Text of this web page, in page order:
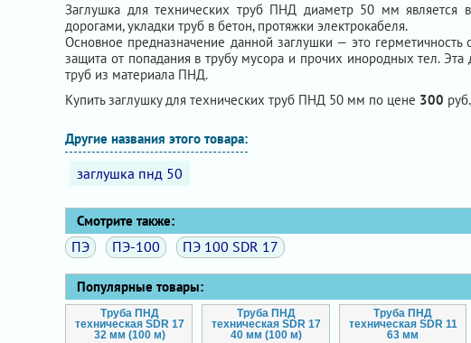
Заглушка для технических труб ПНД диаметр 50 мм является
дорогами, укладки труб в бетон, протяжки электрокабеля.
Основное предназначение данной заглушки — это
защита от попадания в трубу мусора и прочих инородных тел.
труб из материала ПНД.
Купить заглушку для технических труб ПНД 50 мм по цене 300
Другие названия этого товара:
заглушка пнд 50
Смотрите также:
ПЭ ПЭ-100 ПЭ 100 SDR 17
Популярные товары:
Труба ПНД
техническая SDR 17
32 мм (100 м)
Труба ПНД
техническая SDR 17
40 мм (100 м)
Труба ПНД
техническая SDR 11
63 мм